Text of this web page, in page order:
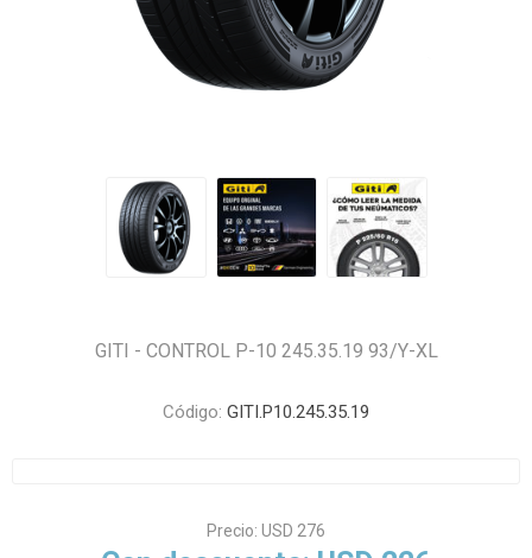
GITI - CONTROL P-10 245.35.19 93/Y-XL
Código: GITI.P10.245.35.19
Precio: USD 276